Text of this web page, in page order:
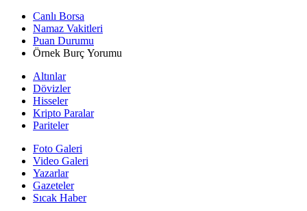
Canlı Borsa
Namaz Vakitleri
Puan Durumu
Örnek Burç Yorumu
Altınlar
Dövizler
Hisseler
Kripto Paralar
Pariteler
Foto Galeri
Video Galeri
Yazarlar
Gazeteler
Sıcak Haber